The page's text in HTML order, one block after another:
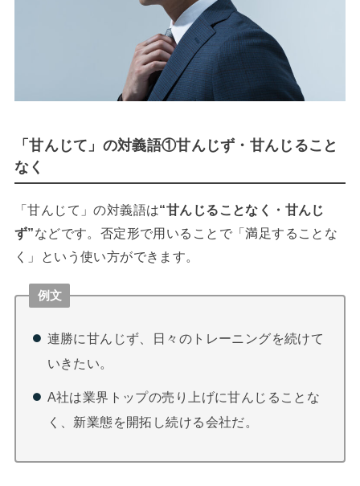
「甘んじて」の対義語①甘んじず・甘んじること
なく
「甘んじて」の対義語は“甘んじることなく・甘んじ
ず”などです。否定形で用いることで「満足することな
く」という使い方ができます。
例文
連勝に甘んじず、日々のトレーニングを続けて
いきたい。
A社は業界トップの売り上げに甘んじることな
く、新業態を開拓し続ける会社だ。